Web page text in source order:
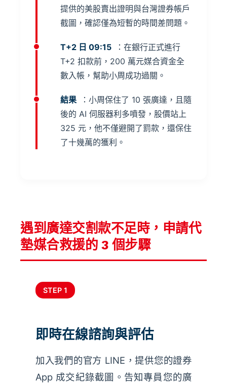
提供的美股賣出證明與台灣證券帳戶
截圖，確認僅為短暫的時間差問題。
T+2 日 09:15
：在銀行正式進行
T+2 扣款前，200 萬元媒合資金全
數入帳，幫助小周成功過關。
結果
：小周保住了 10 張廣達，且隨
後的 AI 伺服器利多噴發，股價站上
325 元，他不僅避開了罰款，還保住
了十幾萬的獲利。
遇到廣達交割款不足時，申請代
墊媒合救援的 3 個步驟
STEP 1
即時在線諮詢與評估
加入我們的官方 LINE，提供您的證券
App 成交紀錄截圖。告知專員您的廣